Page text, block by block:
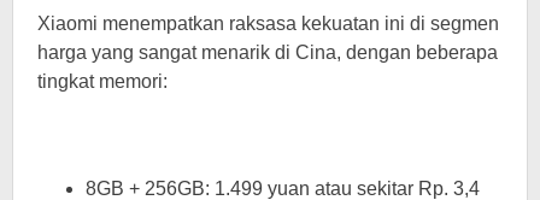
Xiaomi menempatkan raksasa kekuatan ini di segmen
harga yang sangat menarik di Cina, dengan beberapa
tingkat memori:
8GB + 256GB: 1.499 yuan atau sekitar Rp. 3,4